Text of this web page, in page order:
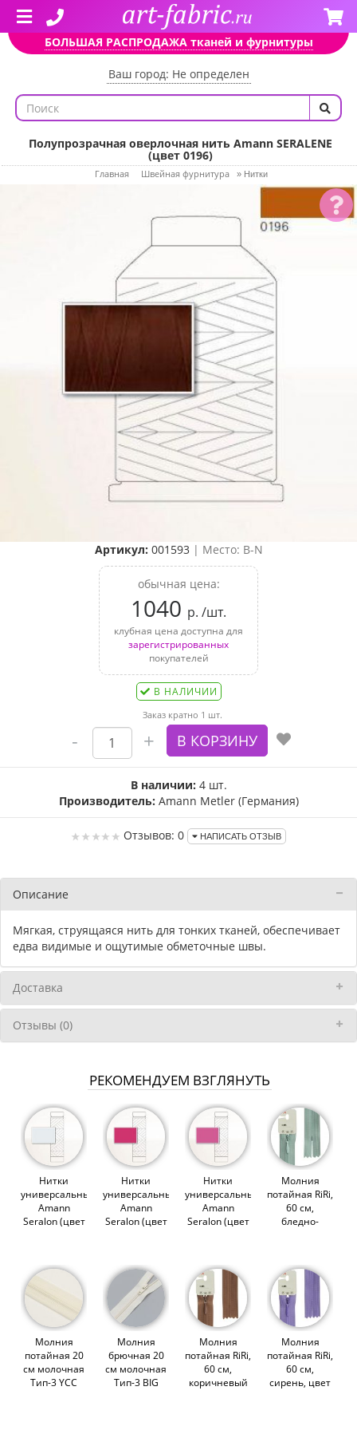
БОЛЬШАЯ РАСПРОДАЖА тканей и фурнитуры
Ваш город: Не определен
Полупрозрачная оверлочная нить Amann SERALENE
(цвет 0196)
Главная Швейная фурнитура » Нитки
Артикул: 001593| Место: B-N
обычная цена:
1040 р. /шт.
клубная цена доступна для
зарегистрированных
покупателей
В НАЛИЧИИ
Заказ кратно 1 шт.
В наличии: 4 шт.
Производитель: Amann Metler (Германия)
Отзывов: 0 НАПИСАТЬ ОТЗЫВ
Описание
Мягкая, струящаяся нить для тонких тканей, обеспечивает
едва видимые и ощутимые обметочные швы.
Доставка
Отзывы (0)
РЕКОМЕНДУЕМ ВЗГЛЯНУТЬ
Нитки
универсальные
Amann
Seralon (цвет
Нитки
универсальные
Amann
Seralon (цвет
Нитки
универсальные
Amann
Seralon (цвет
Молния
потайная RiRi,
60 см,
бледно-
Молния
потайная 20
см молочная
Тип-3 YCC
Молния
брючная 20
см молочная
Тип-3 BIG
Молния
потайная RiRi,
60 см,
коричневый
Молния
потайная RiRi,
60 см,
сирень, цвет